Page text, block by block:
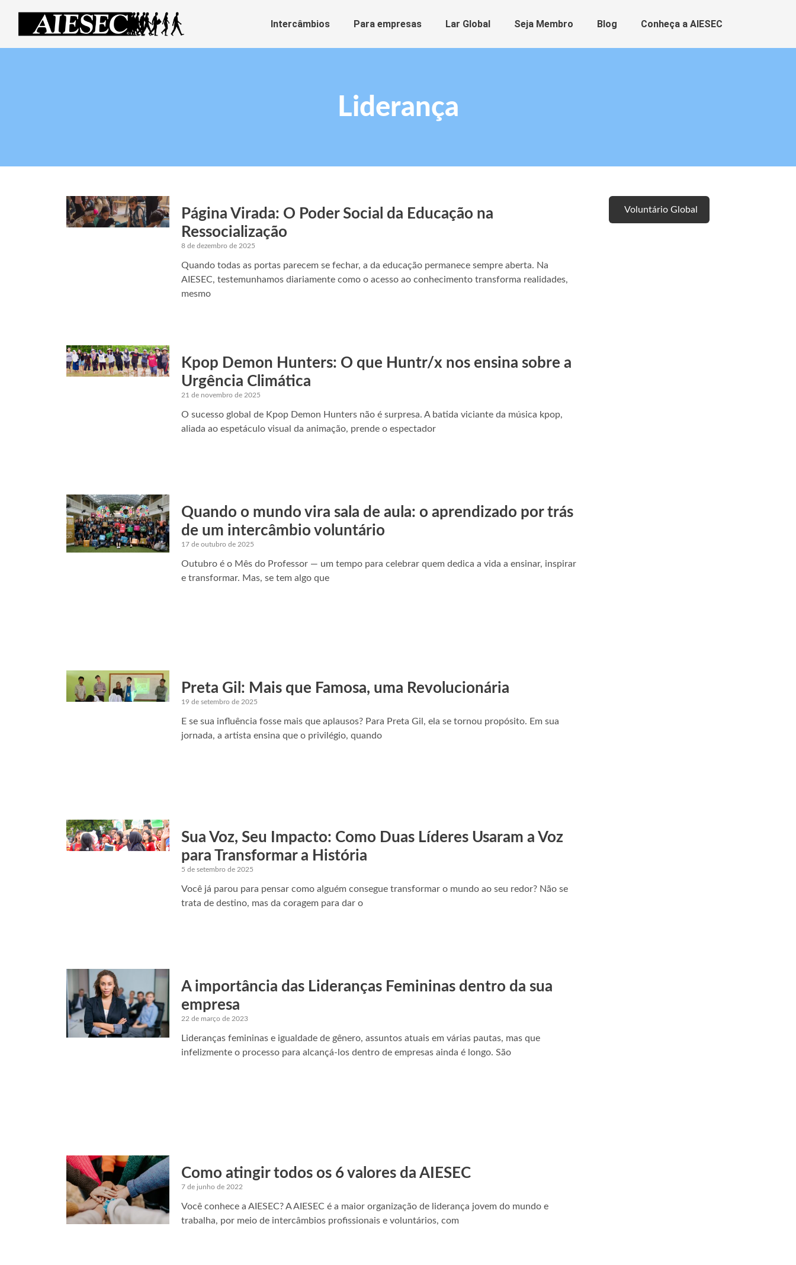
Intercâmbios Para empresas Lar Global Seja Membro Blog Conheça a AIESEC
Liderança
Página Virada: O Poder Social da Educação na
Ressocialização
8 de dezembro de 2025
Quando todas as portas parecem se fechar, a da educação permanece sempre aberta. Na
AIESEC, testemunhamos diariamente como o acesso ao conhecimento transforma realidades,
mesmo
Kpop Demon Hunters: O que Huntr/x nos ensina sobre a
Urgência Climática
21 de novembro de 2025
O sucesso global de Kpop Demon Hunters não é surpresa. A batida viciante da música kpop,
aliada ao espetáculo visual da animação, prende o espectador
Quando o mundo vira sala de aula: o aprendizado por trás
de um intercâmbio voluntário
17 de outubro de 2025
Outubro é o Mês do Professor — um tempo para celebrar quem dedica a vida a ensinar, inspirar
e transformar. Mas, se tem algo que
Preta Gil: Mais que Famosa, uma Revolucionária
19 de setembro de 2025
E se sua influência fosse mais que aplausos? Para Preta Gil, ela se tornou propósito. Em sua
jornada, a artista ensina que o privilégio, quando
Sua Voz, Seu Impacto: Como Duas Líderes Usaram a Voz
para Transformar a História
5 de setembro de 2025
Você já parou para pensar como alguém consegue transformar o mundo ao seu redor? Não se
trata de destino, mas da coragem para dar o
A importância das Lideranças Femininas dentro da sua
empresa
22 de março de 2023
Lideranças femininas e igualdade de gênero, assuntos atuais em várias pautas, mas que
infelizmente o processo para alcançá-los dentro de empresas ainda é longo. São
Como atingir todos os 6 valores da AIESEC
7 de junho de 2022
Você conhece a AIESEC? A AIESEC é a maior organização de liderança jovem do mundo e
trabalha, por meio de intercâmbios profissionais e voluntários, com
Voluntário Global